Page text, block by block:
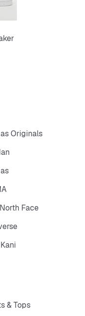
Originals
Face
& Tops